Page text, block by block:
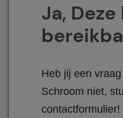
Ja,
Heb jij een
Schroom niet,
contactformulier!